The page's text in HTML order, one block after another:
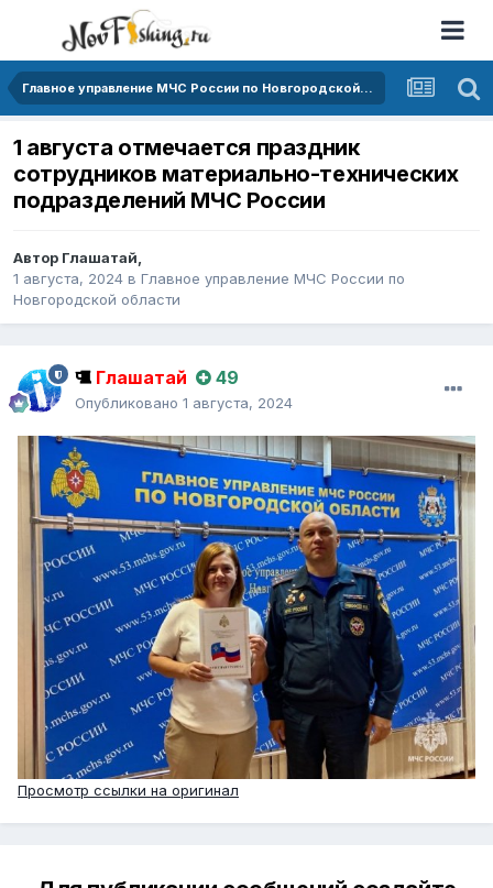
Главное управление МЧС России по Новгородской области
1 августа отмечается праздник
сотрудников материально-технических
подразделений МЧС России
Автор Глашатай,
1 августа, 2024 в Главное управление МЧС России по
Новгородской области
Глашатай 49
Опубликовано 1 августа, 2024
Просмотр ссылки на оригинал